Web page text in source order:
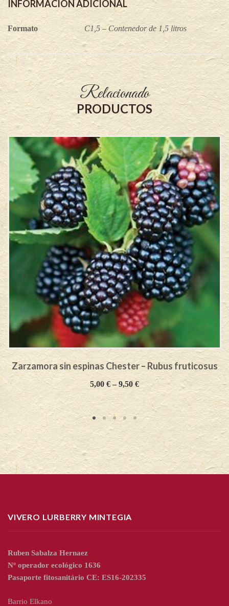
INFORMACIÓN ADICIONAL
Formato C1,5 – Contenedor de 1,5 litros
Relacionado
PRODUCTOS
Zarzamora sin espinas Chester – Rubus fruticosus
5,00€–9,50€
VIVERO LURBERRY MINTEGIA
Ruben Sabalza Hernaez
Nº operador ecológico 1636
Pasaporte fitosanitário CE: ES16-202335
Barrio Elkano